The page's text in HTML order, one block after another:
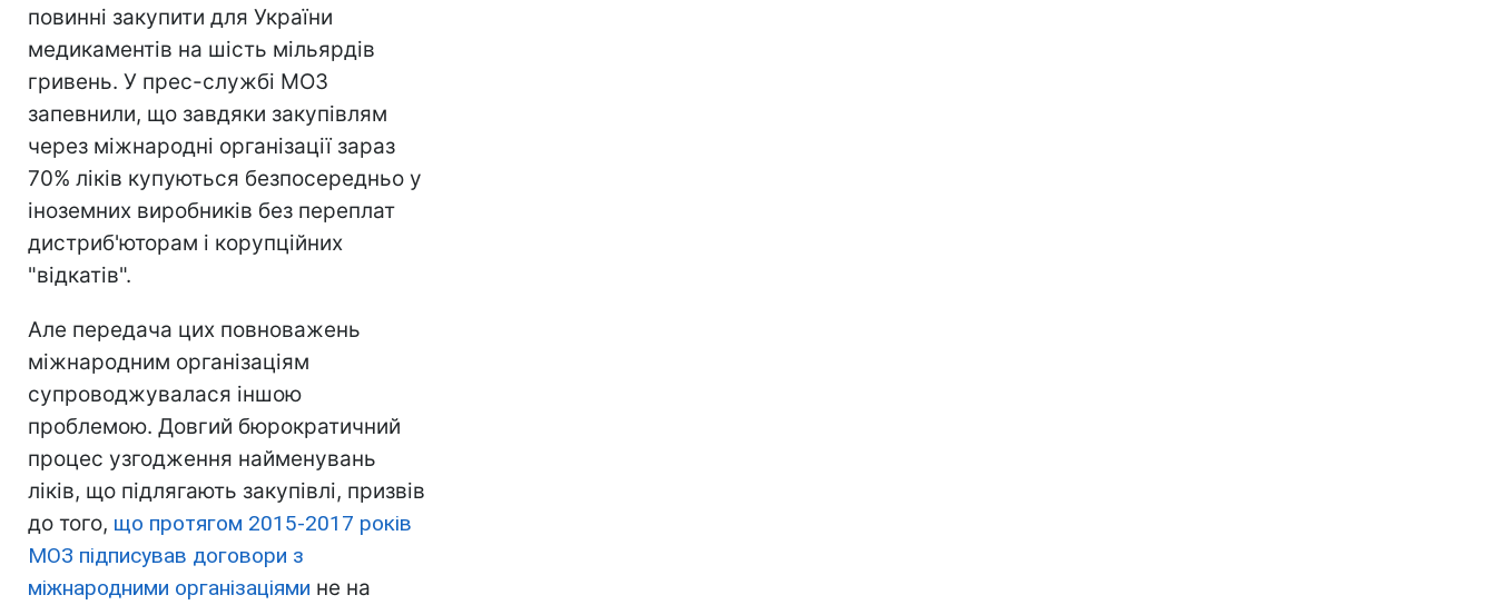
повинні закупити для України
медикаментів на шість мільярдів
гривень. У прес-службі МОЗ
запевнили, що завдяки закупівлям
через міжнародні організації зараз
70% ліків купуються безпосередньо у
іноземних виробників без переплат
дистриб'юторам і корупційних
"відкатів".
Але передача цих повноважень
міжнародним організаціям
супроводжувалася іншою
проблемою. Довгий бюрократичний
процес узгодження найменувань
ліків, що підлягають закупівлі, призвів
до того, що протягом 2015-2017 років
МОЗ підписував договори з
міжнародними організаціями не на